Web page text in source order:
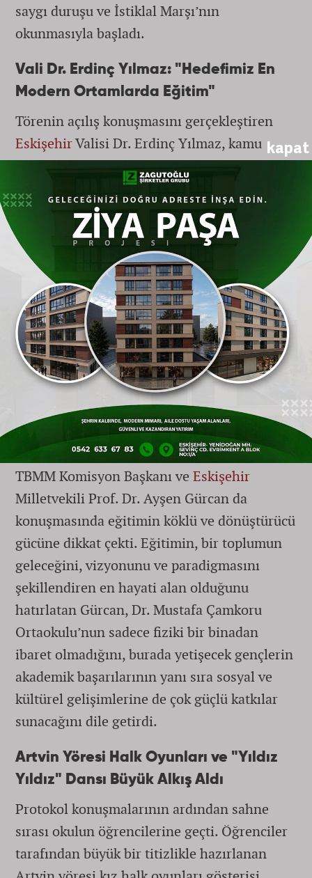
kapat
saygı duruşu ve İstiklal Marşı’nın
okunmasıyla başladı.
Vali Dr. Erdinç Yılmaz: "Hedefimiz En
Modern Ortamlarda Eğitim"
Törenin açılış konuşmasını gerçekleştiren
EskişehirValisi Dr. Erdinç Yılmaz, kamu
kaynaklarının doğru ve etkin yatırımlarla
geleceğe aktarılmasının gururunu
yaşadıklarını belirtti. Yeni okul binasının
Eskişehir ’e ve tüm eğitim camiasına hayırlı
uğurlu olmasını dileyen Vali Yılmaz,
çocukların her şeyin en iyisine layık
olduğunu vurgulayarak, öğrencilerin çok
daha modern, güvenli ve teknolojik altyapıyla
donatılmış ortamlarda yetişmesinin
Türkiye’nin geleceği için stratejik bir öneme
sahip olduğunu ifade etti.
Prof. Dr. Ayşen Gürcan: "Eğitim
Toplumların Geleceğini Şekillendirir"
TBMM Komisyon Başkanı ve Eskişehir
Milletvekili Prof. Dr. Ayşen Gürcan da
konuşmasında eğitimin köklü ve dönüştürücü
gücüne dikkat çekti. Eğitimin, bir toplumun
geleceğini, vizyonunu ve paradigmasını
şekillendiren en hayati alan olduğunu
hatırlatan Gürcan, Dr. Mustafa Çamkoru
Ortaokulu’nun sadece fiziki bir binadan
ibaret olmadığını, burada yetişecek gençlerin
akademik başarılarının yanı sıra sosyal ve
kültürel gelişimlerine de çok güçlü katkılar
sunacağını dile getirdi.
Artvin Yöresi Halk Oyunları ve "Yıldız
Yıldız" Dansı Büyük Alkış Aldı
Protokol konuşmalarının ardından sahne
sırası okulun öğrencilerine geçti. Öğrenciler
tarafından büyük bir titizlikle hazırlanan